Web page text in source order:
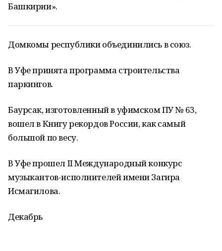
Башкирии».
Домкомы республики объединились в союз.
В Уфе принята программа строительства
паркингов.
Баурсак, изготовленный в уфимском ПУ № 63,
вошел в Книгу рекордов России, как самый
большой по весу.
В Уфе прошел II Международный конкурс
музыкантов-исполнителей имени Загира
Исмагилова.
Декабрь